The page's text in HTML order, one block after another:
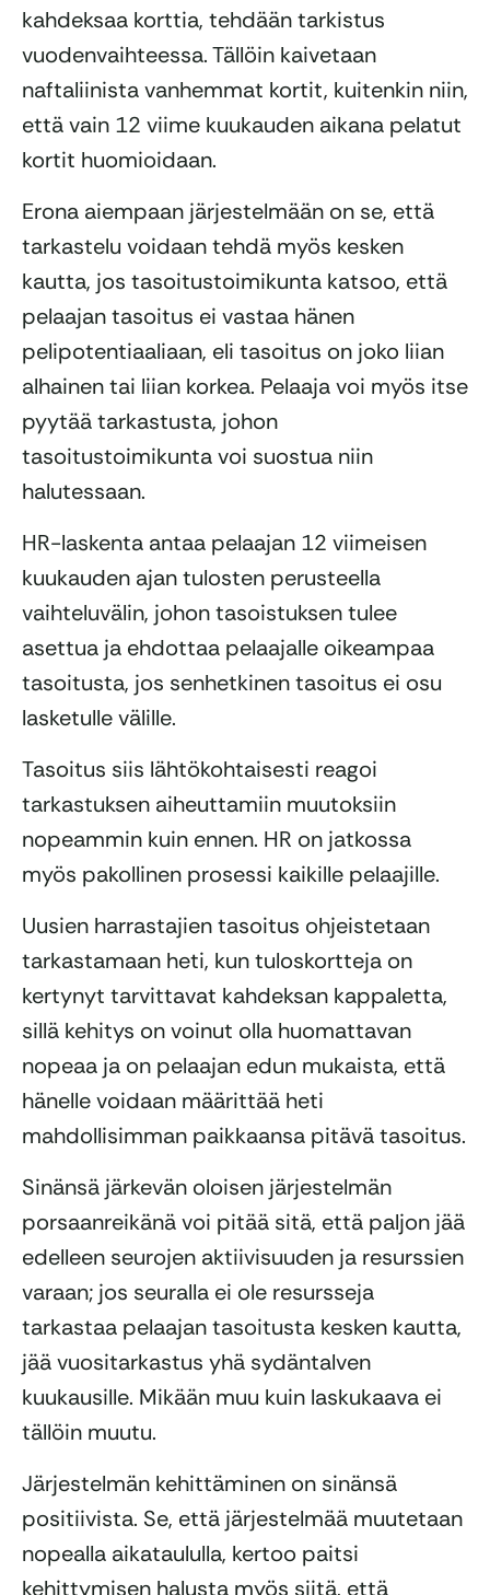
kahdeksaa korttia, tehdään tarkistus
vuodenvaihteessa. Tällöin kaivetaan
naftaliinista vanhemmat kortit, kuitenkin niin,
että vain 12 viime kuukauden aikana pelatut
kortit huomioidaan.
Erona aiempaan järjestelmään on se, että
tarkastelu voidaan tehdä myös kesken
kautta, jos tasoitustoimikunta katsoo, että
pelaajan tasoitus ei vastaa hänen
pelipotentiaaliaan, eli tasoitus on joko liian
alhainen tai liian korkea. Pelaaja voi myös itse
pyytää tarkastusta, johon
tasoitustoimikunta voi suostua niin
halutessaan.
HR-laskenta antaa pelaajan 12 viimeisen
kuukauden ajan tulosten perusteella
vaihteluvälin, johon tasoistuksen tulee
asettua ja ehdottaa pelaajalle oikeampaa
tasoitusta, jos senhetkinen tasoitus ei osu
lasketulle välille.
Tasoitus siis lähtökohtaisesti reagoi
tarkastuksen aiheuttamiin muutoksiin
nopeammin kuin ennen. HR on jatkossa
myös pakollinen prosessi kaikille pelaajille.
Uusien harrastajien tasoitus ohjeistetaan
tarkastamaan heti, kun tuloskortteja on
kertynyt tarvittavat kahdeksan kappaletta,
sillä kehitys on voinut olla huomattavan
nopeaa ja on pelaajan edun mukaista, että
hänelle voidaan määrittää heti
mahdollisimman paikkaansa pitävä tasoitus.
Sinänsä järkevän oloisen järjestelmän
porsaanreikänä voi pitää sitä, että paljon jää
edelleen seurojen aktiivisuuden ja resurssien
varaan; jos seuralla ei ole resursseja
tarkastaa pelaajan tasoitusta kesken kautta,
jää vuositarkastus yhä sydäntalven
kuukausille. Mikään muu kuin laskukaava ei
tällöin muutu.
Järjestelmän kehittäminen on sinänsä
positiivista. Se, että järjestelmää muutetaan
nopealla aikataululla, kertoo paitsi
kehittymisen halusta myös siitä, että